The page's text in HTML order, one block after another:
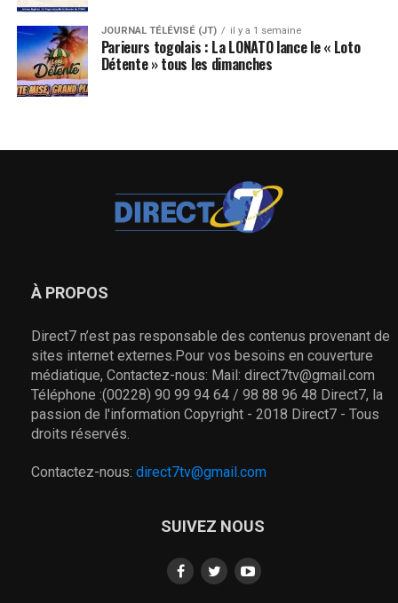
JOURNAL TÉLÉVISÉ (JT) il y a 1 semaine
Parieurs togolais : La LONATO lance le « Loto
Détente » tous les dimanches
À PROPOS
Direct7 n’est pas responsable des contenus provenant de
sites internet externes.Pour vos besoins en couverture
médiatique, Contactez-nous: Mail: direct7tv@gmail.com
Téléphone :(00228) 90 99 94 64 / 98 88 96 48 Direct7, la
passion de l'information Copyright - 2018 Direct7 - Tous
droits réservés.
Contactez-nous: direct7tv@gmail.com
SUIVEZ NOUS